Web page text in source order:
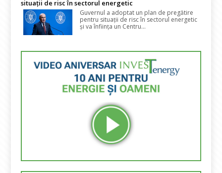
situații de risc în sectorul energetic
Guvernul a adoptat un plan de pregătire
pentru situații de risc în sectorul energetic
și va înființa un Centru...